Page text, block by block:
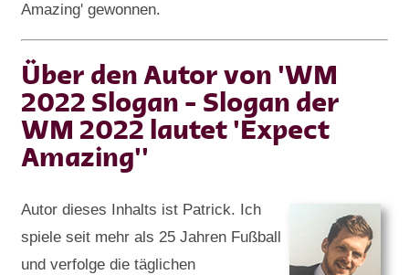
Amazing' gewonnen.
Über den Autor von 'WM
2022 Slogan - Slogan der
WM 2022 lautet 'Expect
Amazing''
Autor dieses Inhalts ist Patrick. Ich
spiele seit mehr als 25 Jahren Fußball
und verfolge die täglichen